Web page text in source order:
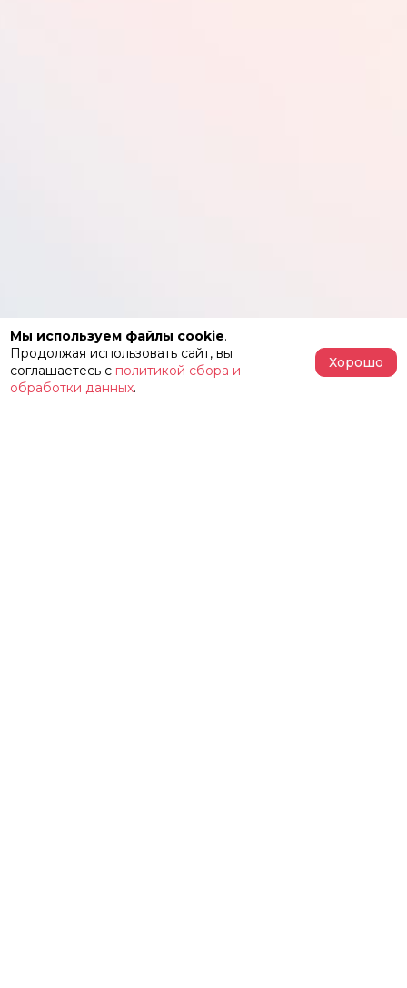
Мы используем файлы cookie.
Продолжая использовать сайт, вы
соглашаетесь с политикой сбора и
обработки данных.
Хорошо